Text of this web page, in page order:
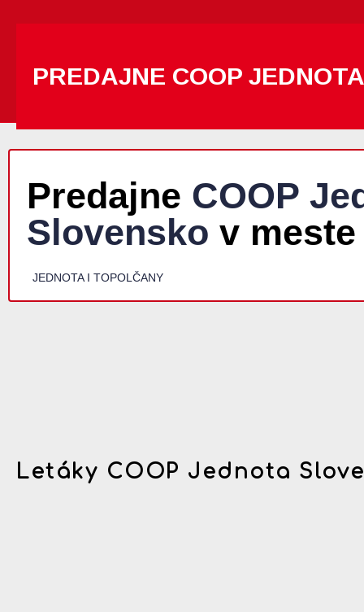
PREDAJNE COOP
Predajne COOP
Slovensko v meste
JEDNOTA I TOPOLČANY
Letáky COOP Jednota